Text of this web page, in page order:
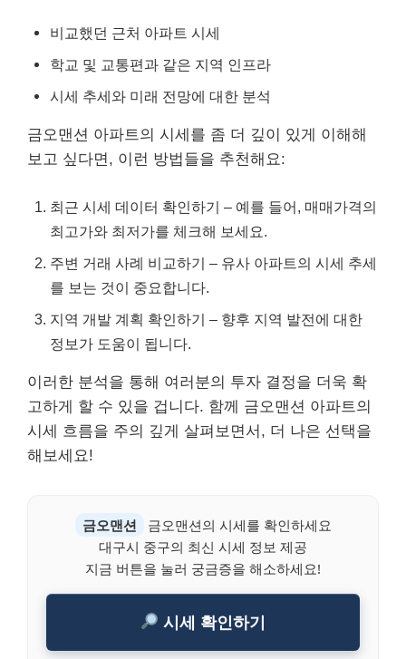
비교했던 근처 아파트 시세
학교 및 교통편과 같은 지역 인프라
시세 추세와 미래 전망에 대한 분석
금오맨션 아파트의 시세를 좀 더 깊이 있게 이해해
보고 싶다면, 이런 방법들을 추천해요:
최근 시세 데이터 확인하기 – 예를 들어, 매매가격의
최고가와 최저가를 체크해 보세요.
주변 거래 사례 비교하기 – 유사 아파트의 시세 추세
를 보는 것이 중요합니다.
지역 개발 계획 확인하기 – 향후 지역 발전에 대한
정보가 도움이 됩니다.
이러한 분석을 통해 여러분의 투자 결정을 더욱 확
고하게 할 수 있을 겁니다. 함께 금오맨션 아파트의
시세 흐름을 주의 깊게 살펴보면서, 더 나은 선택을
해보세요!
금오맨션
금오맨션의 시세를 확인하세요
대구시 중구의 최신 시세 정보 제공
지금 버튼을 눌러 궁금증을 해소하세요!
시세 확인하기